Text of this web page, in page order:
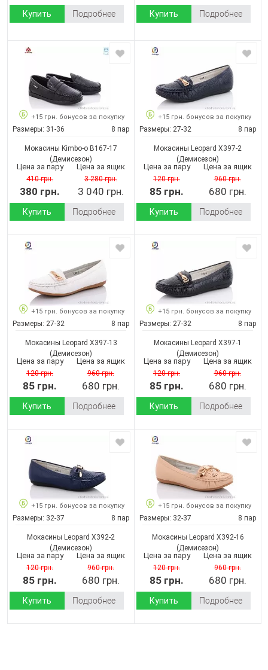
Купить Подробнее Купить Подробнее
+15 грн. бонусов за покупку
Размеры: 31-36 8 пар
Мокасины Kimbo-o B167-17
(Демисезон)
Цена за пару
410 грн.
380 грн.
Цена за ящик
3 280 грн.
3 040 грн.
Купить Подробнее
+15 грн. бонусов за покупку
Размеры: 27-32 8 пар
Мокасины Leopard X397-2
(Демисезон)
Цена за пару
120 грн.
85 грн.
Цена за ящик
960 грн.
680 грн.
Купить Подробнее
+15 грн. бонусов за покупку
Размеры: 27-32 8 пар
Мокасины Leopard X397-13
(Демисезон)
Цена за пару
120 грн.
85 грн.
Цена за ящик
960 грн.
680 грн.
Купить Подробнее
+15 грн. бонусов за покупку
Размеры: 27-32 8 пар
Мокасины Leopard X397-1
(Демисезон)
Цена за пару
120 грн.
85 грн.
Цена за ящик
960 грн.
680 грн.
Купить Подробнее
+15 грн. бонусов за покупку
Размеры: 32-37 8 пар
Мокасины Leopard X392-2
(Демисезон)
Цена за пару
120 грн.
85 грн.
Цена за ящик
960 грн.
680 грн.
Купить Подробнее
+15 грн. бонусов за покупку
Размеры: 32-37 8 пар
Мокасины Leopard X392-16
(Демисезон)
Цена за пару
120 грн.
85 грн.
Цена за ящик
960 грн.
680 грн.
Купить Подробнее